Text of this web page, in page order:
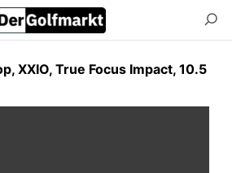
XXIO, True Focus Impact, 10.5